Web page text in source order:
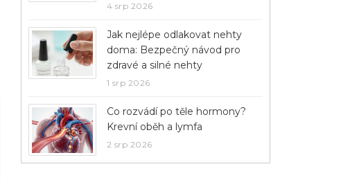
4 srp 2026
Jak nejlépe odlakovat nehty
doma: Bezpečný návod pro
zdravé a silné nehty
1 srp 2026
Co rozvádí po těle hormony?
Krevní oběh a lymfa
2 srp 2026